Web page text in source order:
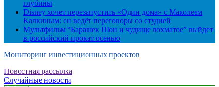
глубины
Disney хочет перезапустить «Один дома» с Маколеем
Калкиным: он ведёт переговоры со студией
Мультфильм “Барашек Шон и чудище лохматое” выйдет
в российский прокат осенью
Мониторинг инвестиционных проектов
Новостная рассылка
Случайные новости